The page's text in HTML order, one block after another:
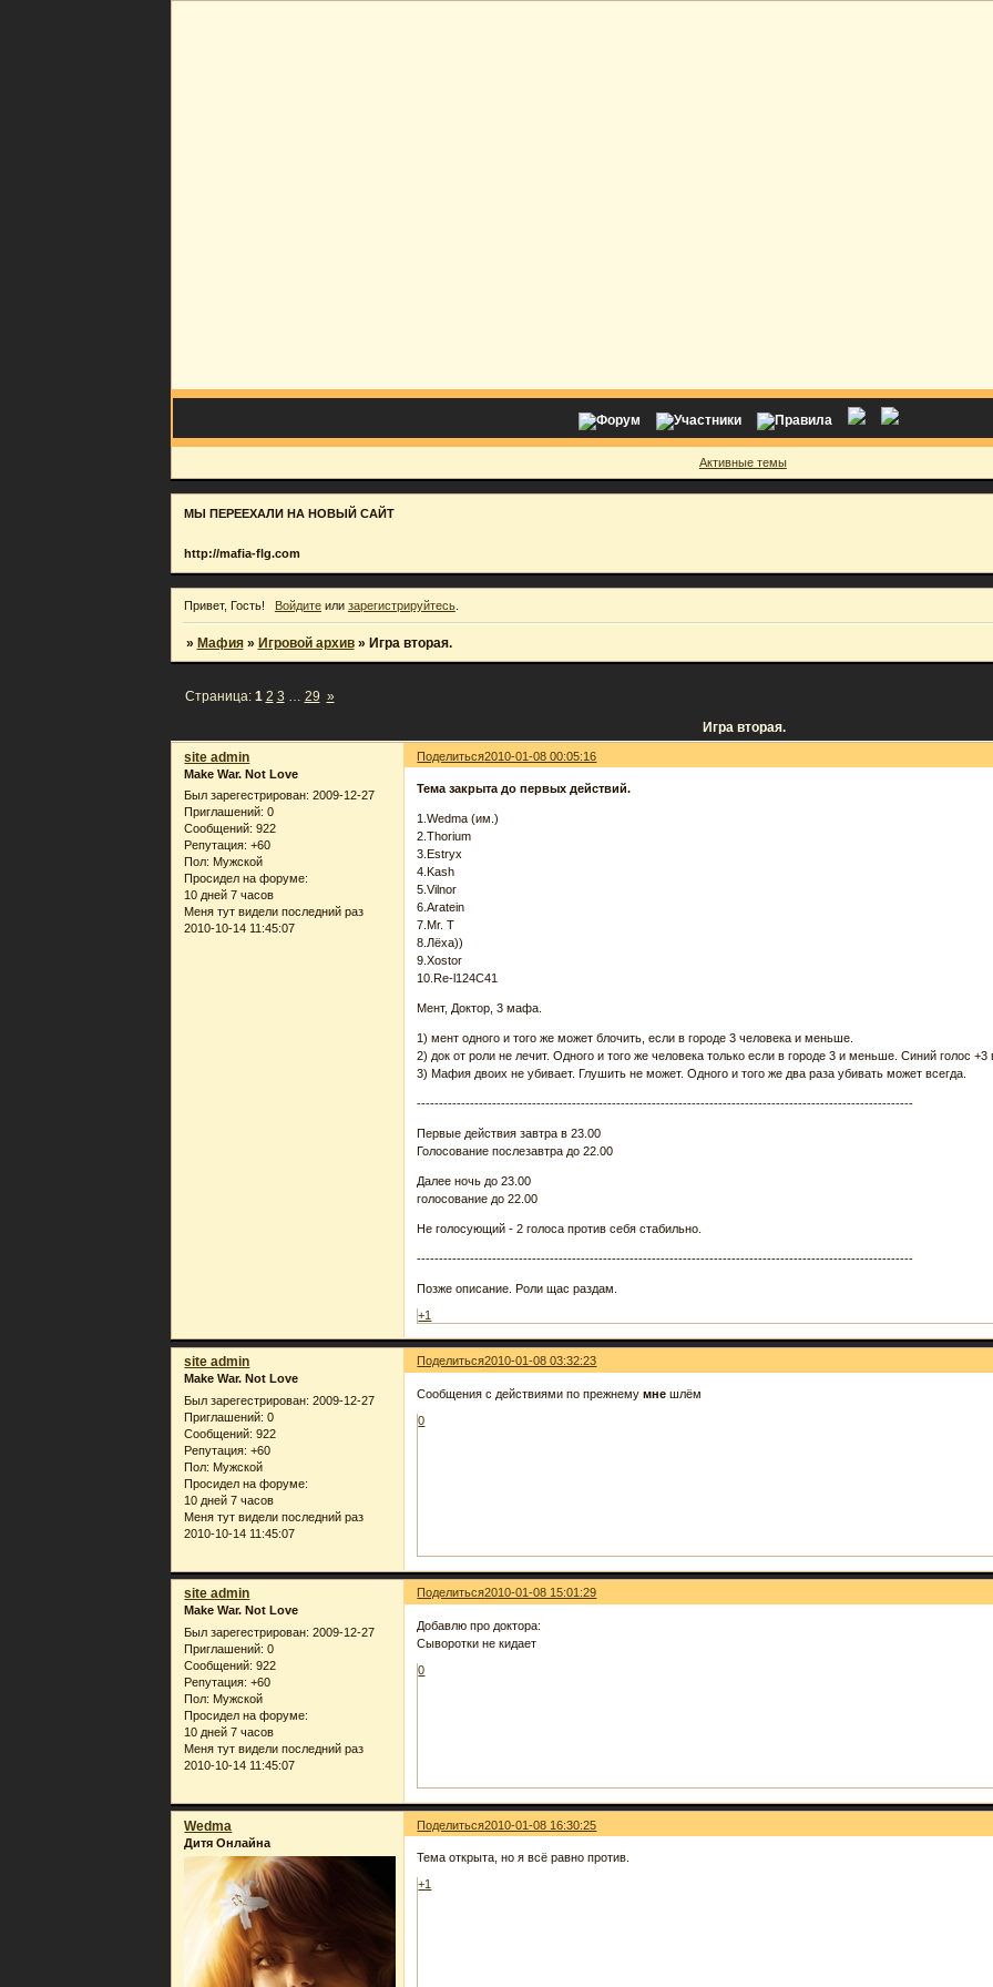
Активные темы
МЫ ПЕРЕЕХАЛИ НА НОВЫЙ САЙТ
http://mafia-flg.com
Привет, Гость! Войдитеили зарегистрируйтесь.
» Мафия » Игровой архив » Игра вторая.
Игра вторая.
Страница: 1 2 3 … 29 »
Поделиться2010-01-08 00:05:16
site admin
Make War. Not Love
Был зарегестрирован: 2009-12-27
Приглашений: 0
Сообщений: 922
Репутация: +60
Пол: Мужской
Просидел на форуме:
10 дней 7 часов
Меня тут видели последний раз
2010-10-14 11:45:07
Тема закрыта до первых действий.
1.Wedma (им.)
2.Thorium
3.Estryx
4.Kash
5.Vilnor
6.Aratein
7.Mr. T
8.Лёха))
9.Xostor
10.Re-l124C41
Мент, Доктор, 3 мафа.
1) мент одного и того же может блочить, если в городе 3 человека и меньше.
2) док от роли не лечит. Одного и того же человека только если в городе 3 и меньше. Синий голос
3) Мафия двоих не убивает. Глушить не может. Одного и того же два раза убивать может всегда.
----------------------------------------------------------------------------------------------------------------
Первые действия завтра в 23.00
Голосование послезавтра до 22.00
Далее ночь до 23.00
голосование до 22.00
Не голосующий - 2 голоса против себя стабильно.
----------------------------------------------------------------------------------------------------------------
Позже описание. Роли щас раздам.
+1
Поделиться2010-01-08 03:32:23
site admin
Make War. Not Love
Был зарегестрирован: 2009-12-27
Приглашений: 0
Сообщений: 922
Репутация: +60
Пол: Мужской
Просидел на форуме:
10 дней 7 часов
Меня тут видели последний раз
2010-10-14 11:45:07
Сообщения с действиями по прежнемумне шлём
0
Поделиться2010-01-08 15:01:29
site admin
Make War. Not Love
Был зарегестрирован: 2009-12-27
Приглашений: 0
Сообщений: 922
Репутация: +60
Пол: Мужской
Просидел на форуме:
10 дней 7 часов
Меня тут видели последний раз
2010-10-14 11:45:07
Добавлю про доктора:
Сыворотки не кидает
0
Поделиться2010-01-08 16:30:25
Wedma
Дитя Онлайна
Тема открыта, но я всё равно против.
+1